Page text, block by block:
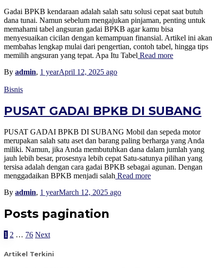
Gadai BPKB kendaraan adalah salah satu solusi cepat saat butuh
dana tunai. Namun sebelum mengajukan pinjaman, penting untuk
memahami tabel angsuran gadai BPKB agar kamu bisa
menyesuaikan cicilan dengan kemampuan finansial. Artikel ini akan
membahas lengkap mulai dari pengertian, contoh tabel, hingga tips
memilih angsuran yang tepat. Apa Itu Tabel Read more
By admin, 1 yearApril 12, 2025 ago
Bisnis
PUSAT GADAI BPKB DI SUBANG
PUSAT GADAI BPKB DI SUBANG Mobil dan sepeda motor
merupakan salah satu aset dan barang paling berharga yang Anda
miliki. Namun, jika Anda membutuhkan dana dalam jumlah yang
jauh lebih besar, prosesnya lebih cepat Satu-satunya pilihan yang
tersisa adalah dengan cara gadai BPKB sebagai agunan. Dengan
menggadaikan BPKB menjadi salah Read more
By admin, 1 yearMarch 12, 2025 ago
Posts pagination
1 2 … 76 Next
Artikel Terkini